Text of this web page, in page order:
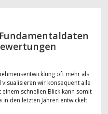
oft mehr als
wir konsequent alle
schnellen Blick kann somit
in den letzten Jahren entwickelt